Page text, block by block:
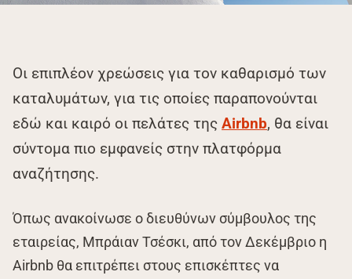
Οι επιπλέον χρεώσεις για τον καθαρισμό των
καταλυμάτων, για τις οποίες παραπονούνται
εδώ και καιρό οι πελάτες της Airbnb, θα είναι
σύντομα πιο εμφανείς στην πλατφόρμα
αναζήτησης.
Όπως ανακοίνωσε ο διευθύνων σύμβουλος της
εταιρείας, Μπράιαν Τσέσκι, από τον Δεκέμβριο η
Airbnb θα επιτρέπει στους επισκέπτες να